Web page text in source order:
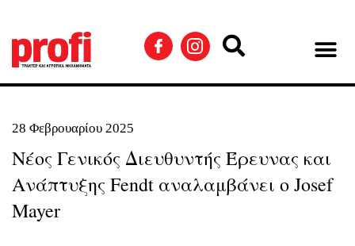
28 Φεβρουαρίου 2025
Νέος Γενικός Διευθυντής Έρευνας και
Ανάπτυξης Fendt αναλαμβάνει ο Josef
Mayer